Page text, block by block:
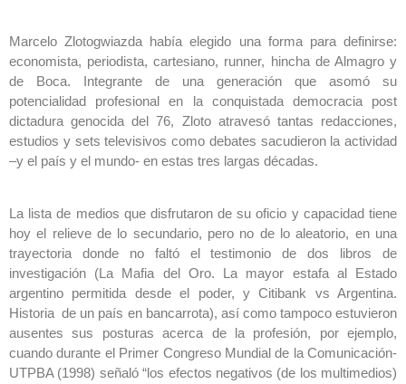
Marcelo Zlotogwiazda había elegido una forma para definirse:
economista, periodista, cartesiano, runner, hincha de Almagro y
de Boca. Integrante de una generación que asomó su
potencialidad profesional en la conquistada democracia post
dictadura genocida del 76, Zloto atravesó tantas redacciones,
estudios y sets televisivos como debates sacudieron la actividad
–y el país y el mundo- en estas tres largas décadas.
La lista de medios que disfrutaron de su oficio y capacidad tiene
hoy el relieve de lo secundario, pero no de lo aleatorio, en una
trayectoria donde no faltó el testimonio de dos libros de
investigación (La Mafia del Oro. La mayor estafa al Estado
argentino permitida desde el poder, y Citibank vs Argentina.
Historia de un país en bancarrota), así como tampoco estuvieron
ausentes sus posturas acerca de la profesión, por ejemplo,
cuando durante el Primer Congreso Mundial de la Comunicación-
UTPBA (1998) señaló “los efectos negativos (de los multimedios)